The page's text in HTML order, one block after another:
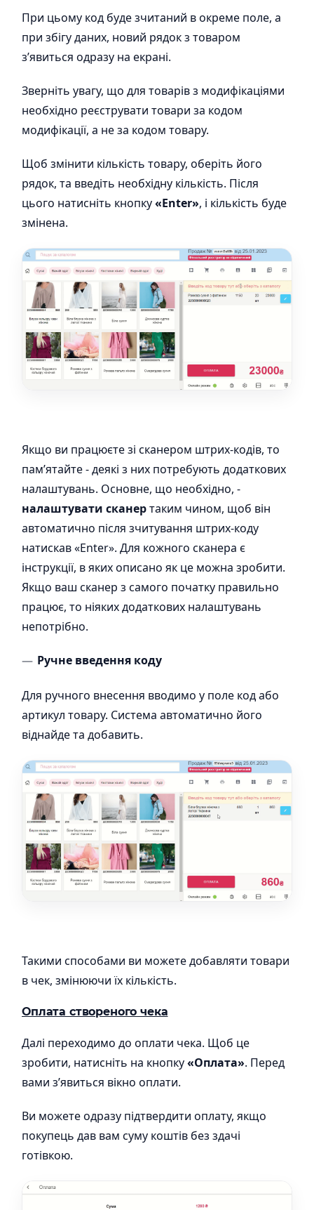
При цьому код буде зчитаний в окреме поле, а
при збігу даних, новий рядок з товаром
з’явиться одразу на екрані.
Зверніть увагу, що для товарів з модифікаціями
необхідно реєструвати товари за кодом
модифікації, а не за кодом товару.
Щоб змінити кількість товару, оберіть його
рядок, та введіть необхідну кількість. Після
цього натисніть кнопку«Enter», і кількість буде
змінена.
Якщо ви працюєте зі сканером штрих-кодів, то
пам’ятайте - деякі з них потребують додаткових
налаштувань. Основне, що необхідно, -
налаштувати сканертаким чином, щоб він
автоматично після зчитування штрих-коду
натискав «Enter». Для кожного сканера є
інструкції, в яких описано як це можна зробити.
Якщо ваш сканер з самого початку правильно
працює, то ніяких додаткових налаштувань
непотрібно.
Ручне введення коду
Для ручного внесення вводимо у поле код або
артикул товару. Система автоматично його
віднайде та добавить.
Такими способами ви можете добавляти товари
в чек, змінюючи їх кількість.
Оплата створеного чека
Далі переходимо до оплати чека. Щоб це
зробити, натисніть на кнопку«Оплата». Перед
вами з’явиться вікно оплати.
Ви можете одразу підтвердити оплату, якщо
покупець дав вам суму коштів без здачі
готівкою.